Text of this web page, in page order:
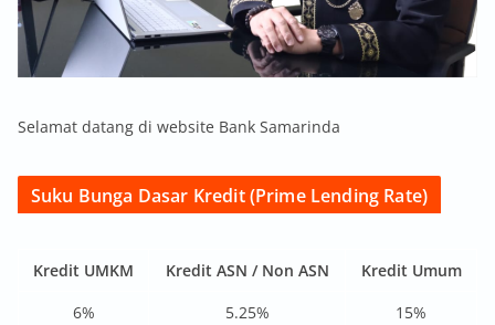
Selamat datang di website Bank Samarinda
Suku Bunga Dasar Kredit (Prime Lending Rate)
Kredit UMKM Kredit ASN / Non ASN
Kredit Umum
6%
5.25% 15%